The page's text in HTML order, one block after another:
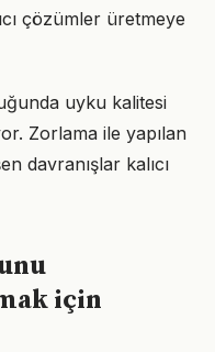
çözümler üretmeye
uyku kalitesi
Zorlama ile yapılan
davranışlar kalıcı
için